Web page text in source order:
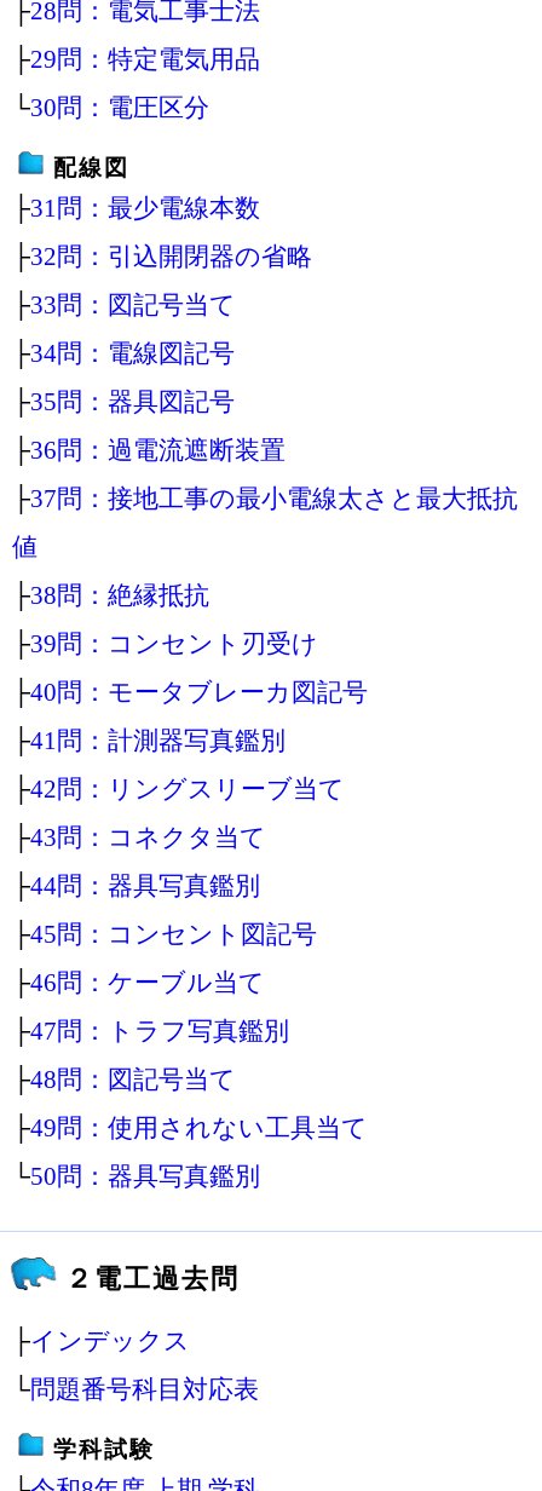
├28問：電気工事士法
├29問：特定電気用品
└30問：電圧区分
配線図
├31問：最少電線本数
├32問：引込開閉器の省略
├33問：図記号当て
├34問：電線図記号
├35問：器具図記号
├36問：過電流遮断装置
├37問：接地工事の最小電線太さと最大抵抗
値
├38問：絶縁抵抗
├39問：コンセント刃受け
├40問：モータブレーカ図記号
├41問：計測器写真鑑別
├42問：リングスリーブ当て
├43問：コネクタ当て
├44問：器具写真鑑別
├45問：コンセント図記号
├46問：ケーブル当て
├47問：トラフ写真鑑別
├48問：図記号当て
├49問：使用されない工具当て
└50問：器具写真鑑別
２電工過去問
├インデックス
└問題番号科目対応表
学科試験